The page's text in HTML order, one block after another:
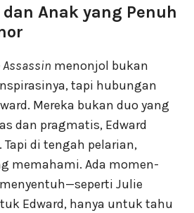
Anak yang Penuh
Assassin menonjol bukan
tapi hubungan
Mereka bukan duo yang
dan pragmatis, Edward
di tengah pelarian,
memahami. Ada momen-
Julie
Edward, hanya untuk tahu